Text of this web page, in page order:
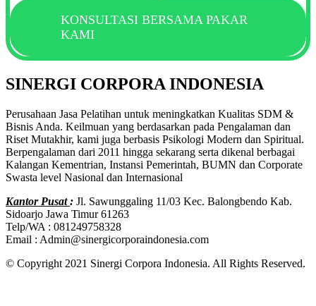
KONSULTASI BERSAMA PAKAR
KAMI
SINERGI CORPORA INDONESIA
Perusahaan Jasa Pelatihan untuk meningkatkan Kualitas SDM &
Bisnis Anda. Keilmuan yang berdasarkan pada Pengalaman dan
Riset Mutakhir, kami juga berbasis Psikologi Modern dan Spiritual.
Berpengalaman dari 2011 hingga sekarang serta dikenal berbagai
Kalangan Kementrian, Instansi Pemerintah, BUMN dan Corporate
Swasta level Nasional dan Internasional
Kantor Pusat: Jl. Sawunggaling 11/03 Kec. Balongbendo Kab.
Sidoarjo Jawa Timur 61263
Telp/WA : 081249758328
Email : Admin@sinergicorporaindonesia.com
© Copyright 2021 Sinergi Corpora Indonesia. All Rights Reserved.